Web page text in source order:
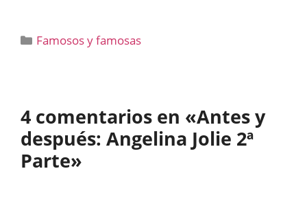
Categorías
Famosos y famosas
4 comentarios en «Antes y
después: Angelina Jolie 2ª
Parte»